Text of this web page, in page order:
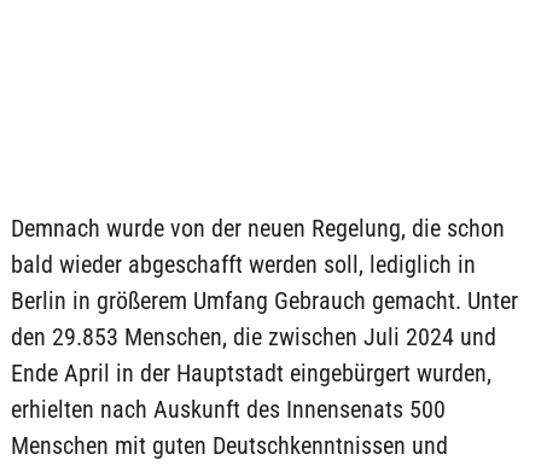
Demnach wurde von der neuen Regelung, die schon
bald wieder abgeschafft werden soll, lediglich in
Berlin in größerem Umfang Gebrauch gemacht. Unter
den 29.853 Menschen, die zwischen Juli 2024 und
Ende April in der Hauptstadt eingebürgert wurden,
erhielten nach Auskunft des Innensenats 500
Menschen mit guten Deutschkenntnissen und